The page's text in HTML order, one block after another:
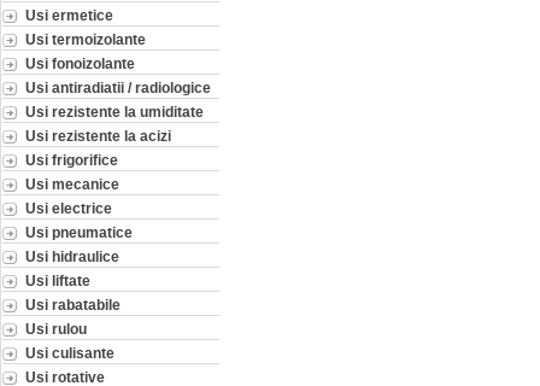
Usi ermetice
Usi termoizolante
Usi fonoizolante
Usi antiradiatii / radiologice
Usi rezistente la umiditate
Usi rezistente la acizi
Usi frigorifice
Usi mecanice
Usi electrice
Usi pneumatice
Usi hidraulice
Usi liftate
Usi rabatabile
Usi rulou
Usi culisante
Usi rotative